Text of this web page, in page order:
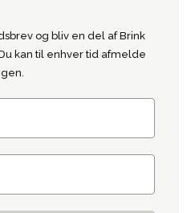
og bliv en del af Brink
kan til enhver tid afmelde